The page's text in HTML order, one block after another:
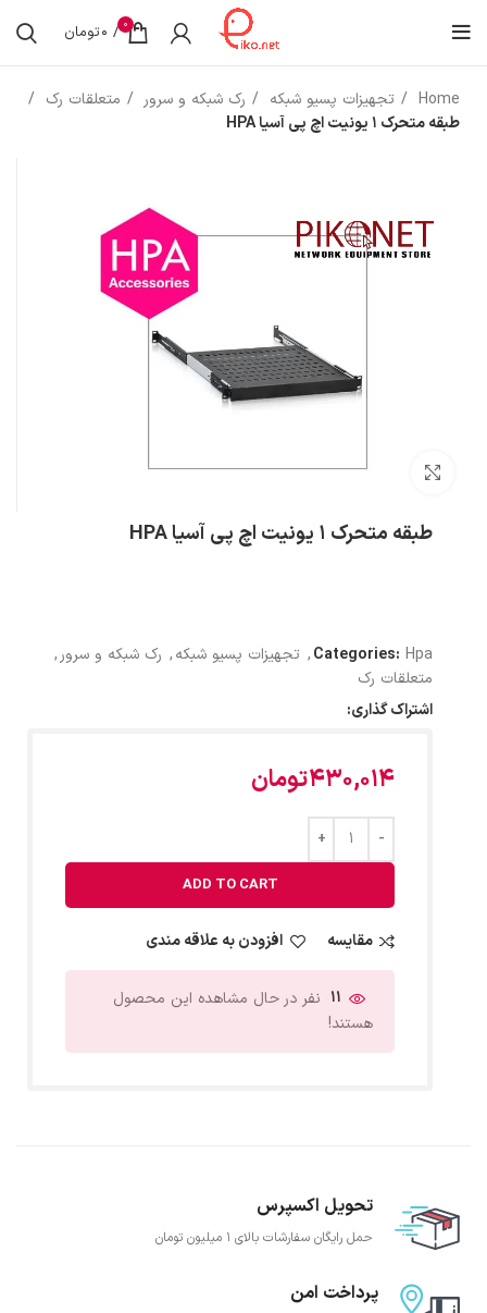
0
/
0تومان
Home تجهیزات پسیو شبکه رک شبکه و سرور
متعلقات رک
طبقه متحرک 1 یونیت اچ پی آسیا HPA
بزرگنمایی تصویر
طبقه متحرک 1 یونیت اچ پی آسیا HPA
Categories: Hpa
, تجهیزات پسیو شبکه, رک شبکه و سرور ,
متعلقات رک
اشتراک گذاری:
430,014تومان
ADD TO CART
مقایسه افزودن به علاقه مندی
11 نفر در حال مشاهده این محصول
هستند!
تحویل اکسپرس
حمل رایگان سفارشات بالای 1 میلیون تومان
پرداخت امن